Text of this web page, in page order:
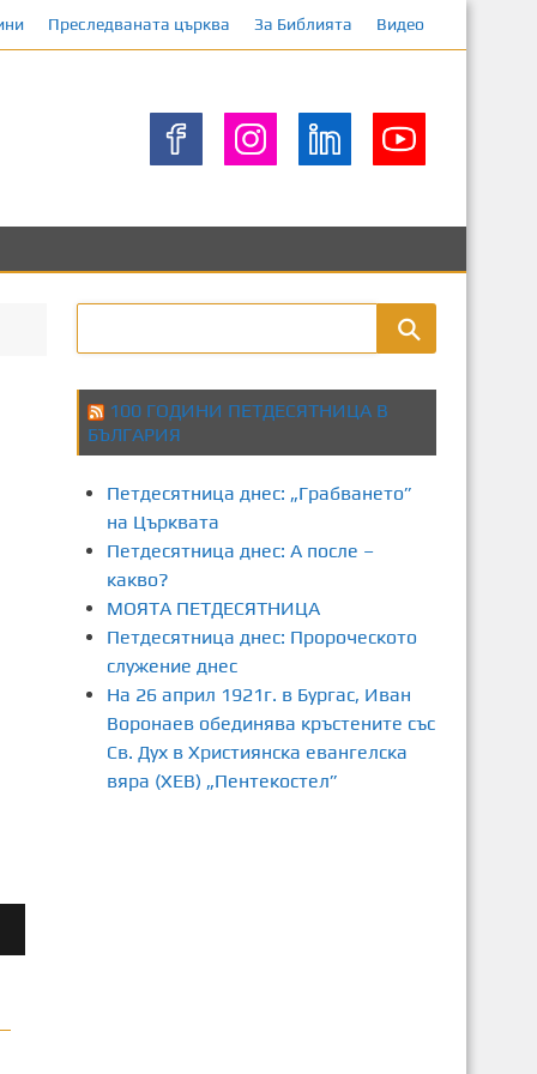
Преследваната църква За Библията Видео
100 ГОДИНИ ПЕТДЕСЯТНИЦА В
БЪЛГАРИЯ
Петдесятница днес: „Грабването”
на Църквата
Петдесятница днес: А после –
какво?
МОЯТА ПЕТДЕСЯТНИЦА
Петдесятница днес: Пророческото
служение днес
На 26 април 1921г. в Бургас, Иван
Воронаев обединява кръстените със
Св. Дух в Християнска евангелска
вяра (ХЕВ) „Пентекостел”